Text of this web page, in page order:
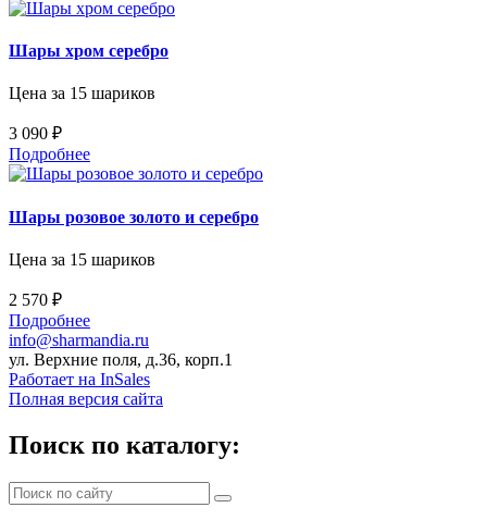
Шары хром серебро
Цена за 15 шариков
3 090 ₽
Подробнее
Шары розовое золото и серебро
Цена за 15 шариков
2 570 ₽
Подробнее
info@sharmandia.ru
ул. Верхние поля, д.36, корп.1
Работает на InSales
Полная версия сайта
Поиск по каталогу: